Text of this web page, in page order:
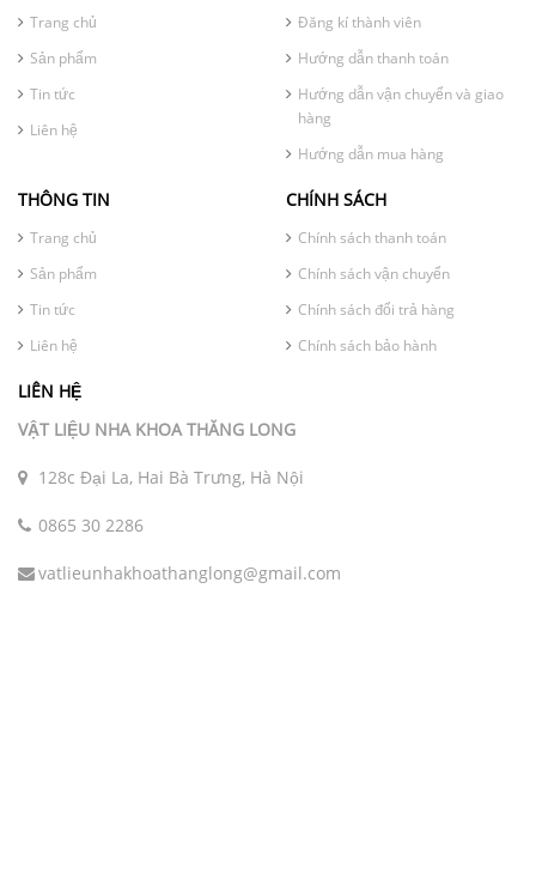
Trang chủ
Sản phẩm
Tin tức
Liên hệ
Đăng kí thành viên
Hướng dẫn thanh toán
Hướng dẫn vận chuyển và giao
hàng
Hướng dẫn mua hàng
THÔNG TIN
Trang chủ
Sản phẩm
Tin tức
Liên hệ
CHÍNH SÁCH
Chính sách thanh toán
Chính sách vận chuyển
Chính sách đổi trả hàng
Chính sách bảo hành
LIÊN HỆ
VẬT LIỆU NHA KHOA THĂNG LONG
128c Đại La, Hai Bà Trưng, Hà Nội
0865 30 2286
vatlieunhakhoathanglong@gmail.com